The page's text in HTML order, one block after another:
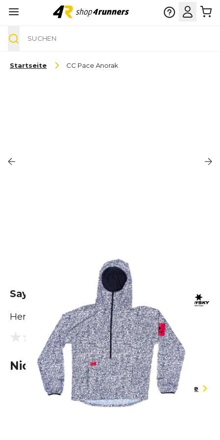
Startseite CC Pace Anorak
Saysky CC Pace Anorak
Herren
0.0 (0 Bewertungen)
Nicht lieferbar
Größentabelle